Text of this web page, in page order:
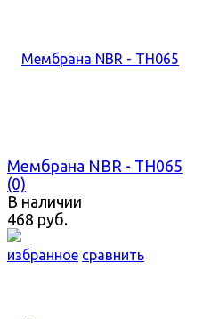
избранное сравнить
Мембрана NBR - TH065
(0)
В наличии
468 руб.